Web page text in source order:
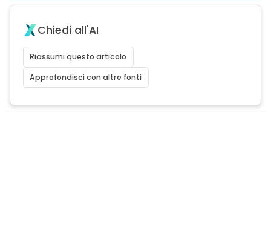
Chiedi all'AI
Riassumi questo articolo
Approfondisci con altre fonti